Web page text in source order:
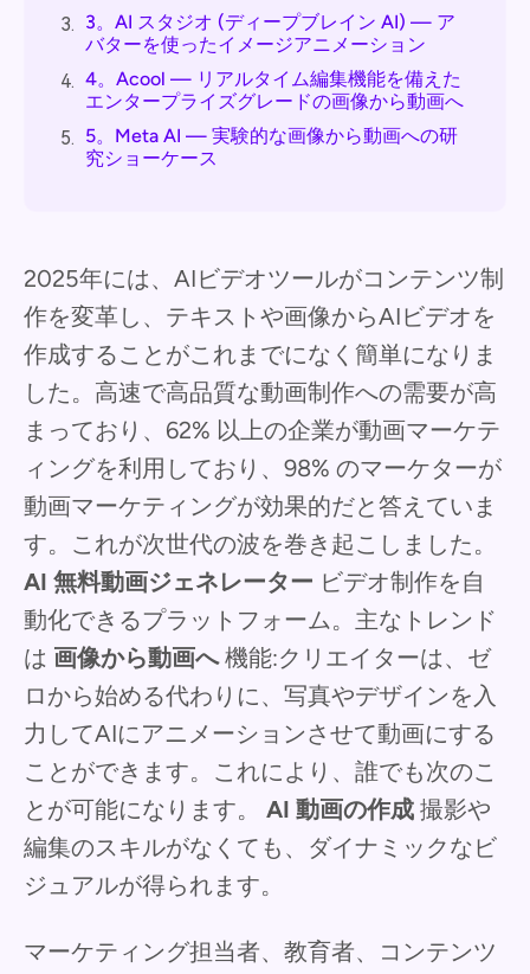
3. 3。AI スタジオ (ディープブレイン AI) — ア
バターを使ったイメージアニメーション
4. 4。Acool — リアルタイム編集機能を備えた
エンタープライズグレードの画像から動画へ
5. 5。Meta AI — 実験的な画像から動画への研
究ショーケース
2025年には、AIビデオツールがコンテンツ制
作を変革し、テキストや画像からAIビデオを
作成することがこれまでになく簡単になりま
した。高速で高品質な動画制作への需要が高
まっており、62% 以上の企業が動画マーケテ
ィングを利用しており、98% のマーケターが
動画マーケティングが効果的だと答えていま
す。これが次世代の波を巻き起こしました。
AI 無料動画ジェネレーター ビデオ制作を自
動化できるプラットフォーム。主なトレンド
は 画像から動画へ機能:クリエイターは、ゼ
ロから始める代わりに、写真やデザインを入
力してAIにアニメーションさせて動画にする
ことができます。これにより、誰でも次のこ
とが可能になります。 AI 動画の作成 撮影や
編集のスキルがなくても、ダイナミックなビ
ジュアルが得られます。
マーケティング担当者、教育者、コンテンツ